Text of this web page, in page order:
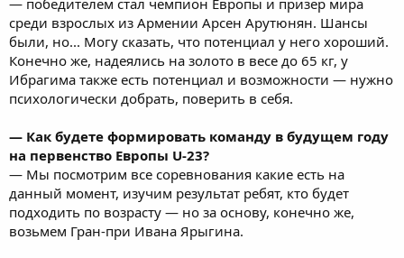
среди взрослых из Армении Арсен Арутюнян. Шансы
были, но... Могу сказать, что потенциал у него хороший.
Конечно же, надеялись на золото в весе до 65 кг, у
Ибрагима также есть потенциал и возможности — нужно
психологически добрать, поверить в себя.
— Как будете формировать команду в будущем году
на первенство Европы U-23?
— Мы посмотрим все соревнования какие есть на
данный момент, изучим результат ребят, кто будет
подходить по возрасту — но за основу, конечно же,
возьмем Гран-при Ивана Ярыгина.